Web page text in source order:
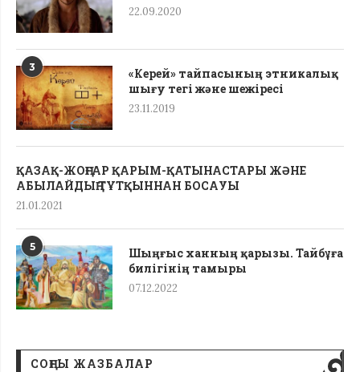
22.09.2020
3
«Керей» тайпасының этникалық
шығу тегі жəне шежіресі
23.11.2019
ҚАЗАҚ-ЖОҢҒАР ҚАРЫМ-ҚАТЫНАСТАРЫ ЖӘНЕ
АБЫЛАЙДЫҢ ТҰТҚЫННАН БОСАУЫ
21.01.2021
5
Шыңғыс ханның қарызы. Тайбұға
билігінің тамыры
07.12.2022
СОҢҒЫ ЖАЗБАЛАР